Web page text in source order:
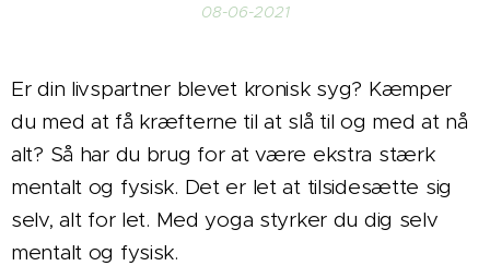
08-06-2021
Er din livspartner blevet kronisk syg? Kæmper
du med at få kræfterne til at slå til og med at nå
alt? Så har du brug for at være ekstra stærk
mentalt og fysisk. Det er let at tilsidesætte sig
selv, alt for let. Med yoga styrker du dig selv
mentalt og fysisk.